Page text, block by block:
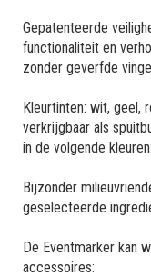
Gepatenteerde
functionaliteit en
zonder geverfde
Kleurtinten: wit, geel,
verkrijgbaar als
in de volgende
Bijzonder
geselecteerde
De Eventmarker kan
accessoires: